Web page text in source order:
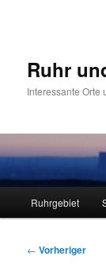
Ruhr
Interessante Orte
Ruhrgebiet
Beitragsnavigation
← Vorheriger